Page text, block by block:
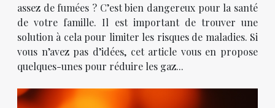
assez de fumées ? C’est bien dangereux pour la santé
de votre famille. Il est important de trouver une
solution à cela pour limiter les risques de maladies. Si
vous n’avez pas d’idées, cet article vous en propose
quelques-unes pour réduire les gaz...